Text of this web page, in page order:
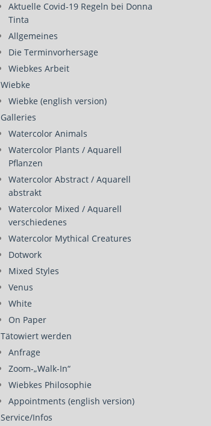
Aktuelle Covid-19 Regeln bei Donna
Tinta
Allgemeines
Die Terminvorhersage
Wiebkes Arbeit
Wiebke
Wiebke (english version)
Galleries
Watercolor Animals
Watercolor Plants / Aquarell
Pflanzen
Watercolor Abstract / Aquarell
abstrakt
Watercolor Mixed / Aquarell
verschiedenes
Watercolor Mythical Creatures
Dotwork
Mixed Styles
Venus
White
On Paper
Tätowiert werden
Anfrage
Zoom-„Walk-In“
Wiebkes Philosophie
Appointments (english version)
Service/Infos